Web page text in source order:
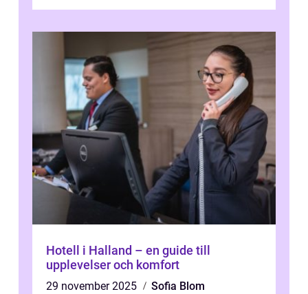
Hotell i Halland – en guide till
upplevelser och komfort
29 november 2025
Sofia Blom